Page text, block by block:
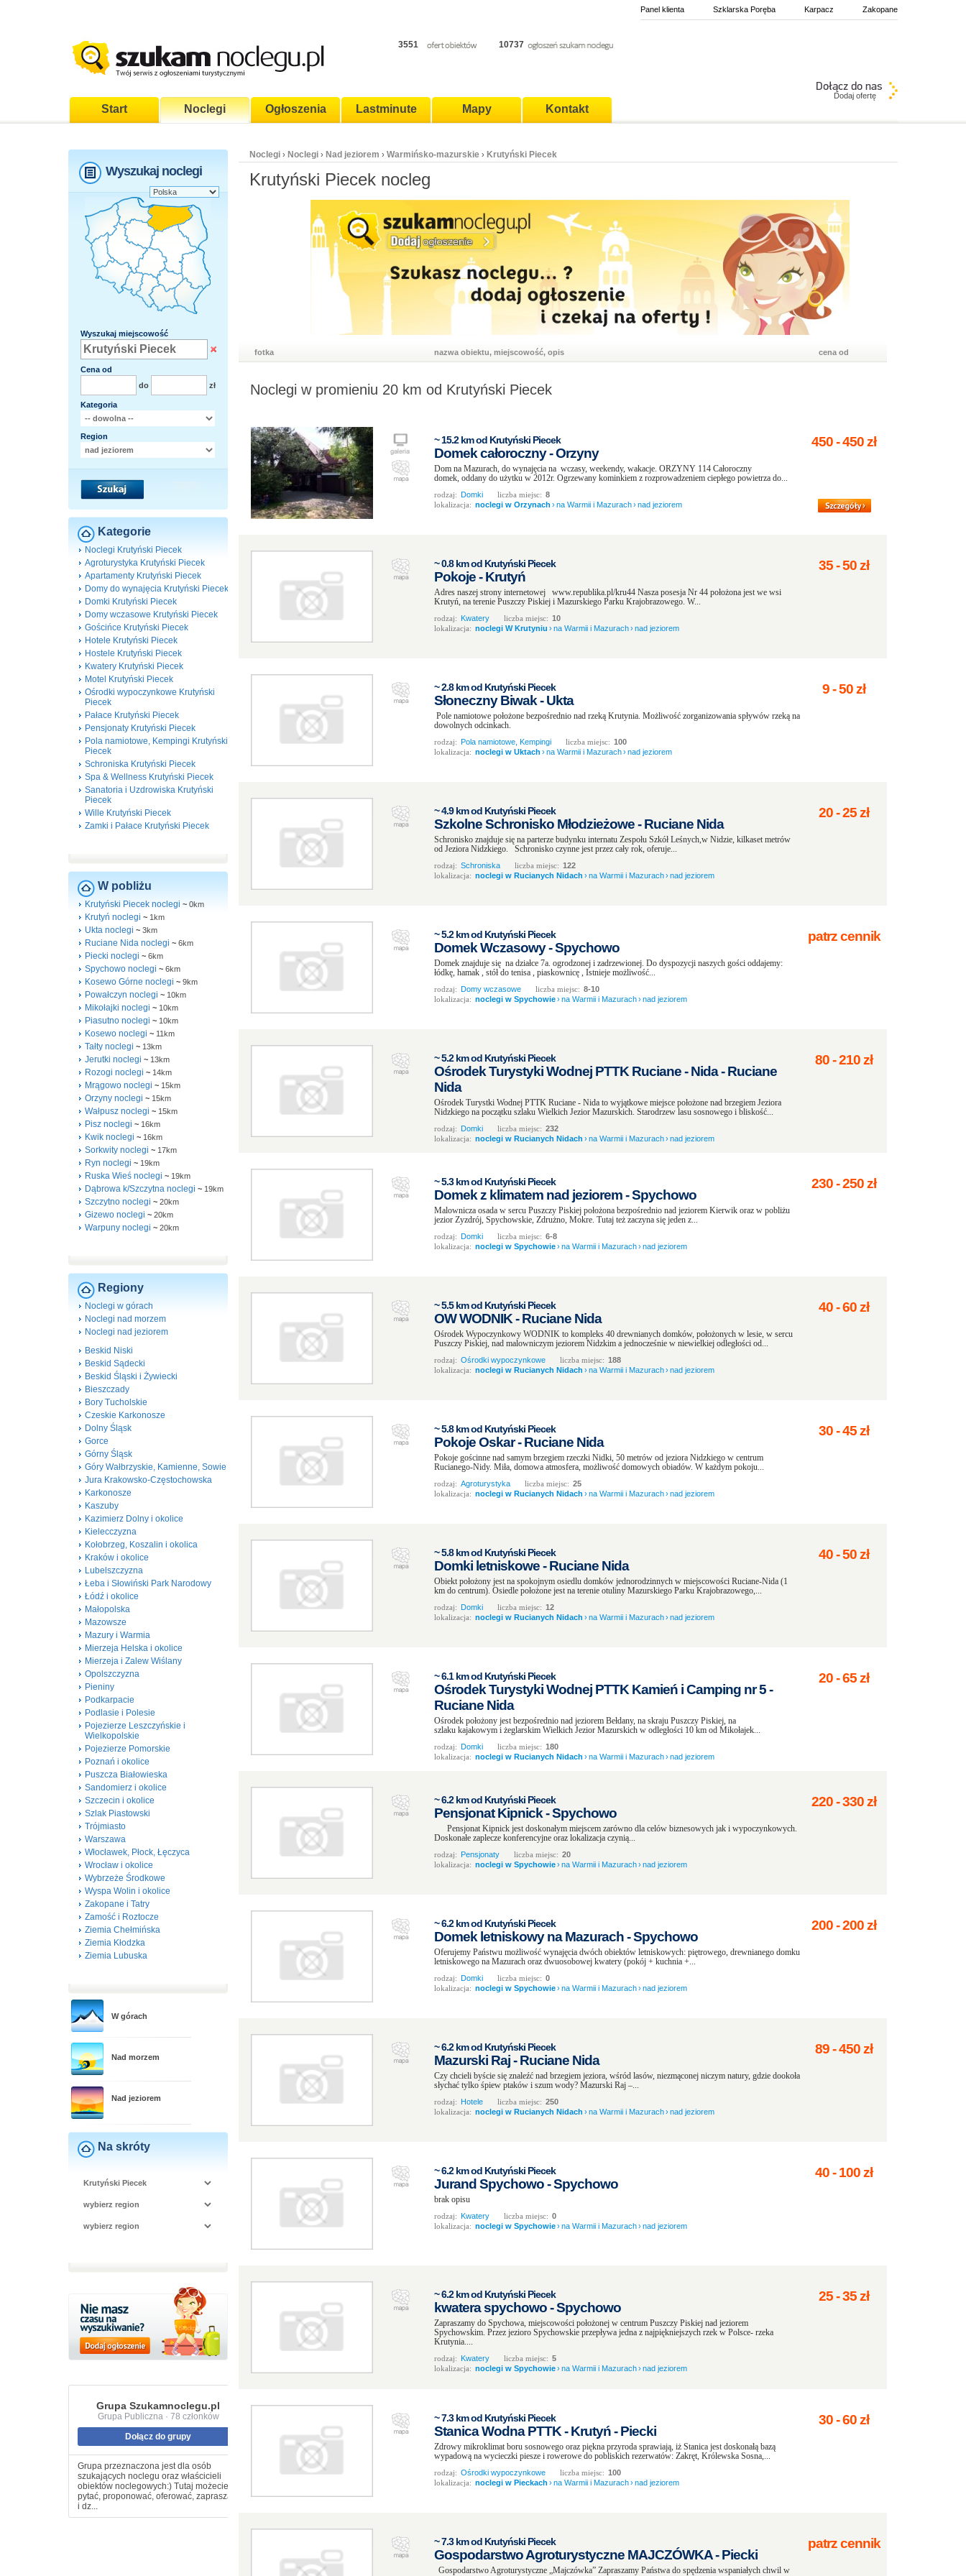
Panel klienta Szklarska Poręba Karpacz Zakopane
3551 10737
Start Noclegi Ogłoszenia Lastminute Mapy Kontakt
Dodaj ofertę
Wyszukaj noclegi
Wyszukaj miejscowość
Cena od
do
zł
Kategoria
Region
Kategorie
Noclegi Krutyński Piecek
Agroturystyka Krutyński Piecek
Apartamenty Krutyński Piecek
Domy do wynajęcia Krutyński Piecek
Domki Krutyński Piecek
Domy wczasowe Krutyński Piecek
Gościńce Krutyński Piecek
Hotele Krutyński Piecek
Hostele Krutyński Piecek
Kwatery Krutyński Piecek
Motel Krutyński Piecek
Ośrodki wypoczynkowe Krutyński
Piecek
Pałace Krutyński Piecek
Pensjonaty Krutyński Piecek
Pola namiotowe, Kempingi Krutyński
Piecek
Schroniska Krutyński Piecek
Spa & Wellness Krutyński Piecek
Sanatoria i Uzdrowiska Krutyński
Piecek
Wille Krutyński Piecek
Zamki i Pałace Krutyński Piecek
W pobliżu
Krutyński Piecek noclegi ~ 0km
Krutyń noclegi ~ 1km
Ukta noclegi ~ 3km
Ruciane Nida noclegi ~ 6km
Piecki noclegi ~ 6km
Spychowo noclegi ~ 6km
Kosewo Górne noclegi ~ 9km
Powałczyn noclegi ~ 10km
Mikołajki noclegi ~ 10km
Piasutno noclegi ~ 10km
Kosewo noclegi ~ 11km
Tałty noclegi ~ 13km
Jerutki noclegi ~ 13km
Rozogi noclegi ~ 14km
Mrągowo noclegi ~ 15km
Orzyny noclegi ~ 15km
Wałpusz noclegi ~ 15km
Pisz noclegi ~ 16km
Kwik noclegi ~ 16km
Sorkwity noclegi ~ 17km
Ryn noclegi ~ 19km
Ruska Wieś noclegi ~ 19km
Dąbrowa k/Szczytna noclegi ~ 19km
Szczytno noclegi ~ 20km
Gizewo noclegi ~ 20km
Warpuny noclegi ~ 20km
Regiony
Noclegi w górach
Noclegi nad morzem
Noclegi nad jeziorem
Beskid Niski
Beskid Sądecki
Beskid Śląski i Żywiecki
Bieszczady
Bory Tucholskie
Czeskie Karkonosze
Dolny Śląsk
Gorce
Górny Śląsk
Góry Wałbrzyskie, Kamienne, Sowie
Jura Krakowsko-Częstochowska
Karkonosze
Kaszuby
Kazimierz Dolny i okolice
Kielecczyzna
Kołobrzeg, Koszalin i okolica
Kraków i okolice
Lubelszczyzna
Łeba i Słowiński Park Narodowy
Łódź i okolice
Małopolska
Mazowsze
Mazury i Warmia
Mierzeja Helska i okolice
Mierzeja i Zalew Wiślany
Opolszczyzna
Pieniny
Podkarpacie
Podlasie i Polesie
Pojezierze Leszczyńskie i
Wielkopolskie
Pojezierze Pomorskie
Poznań i okolice
Puszcza Białowieska
Sandomierz i okolice
Szczecin i okolice
Szlak Piastowski
Trójmiasto
Warszawa
Włocławek, Płock, Łęczyca
Wrocław i okolice
Wybrzeże Środkowe
Wyspa Wolin i okolice
Zakopane i Tatry
Zamość i Roztocze
Ziemia Chełmińska
Ziemia Kłodzka
Ziemia Lubuska
W górach
Nad morzem
Nad jeziorem
Na skróty
Grupa Szukamnoclegu.pl
Grupa Publiczna · 78 członków
Dołącz do grupy
Grupa przeznaczona jest dla osób
szukających noclegu oraz właścicieli
obiektów noclegowych:) Tutaj możecie
pytać, proponować, oferować, zapraszać
i dz...
Noclegi › Noclegi › Nad jeziorem › Warmińsko-mazurskie › Krutyński Piecek
Krutyński Piecek nocleg
fotka nazwa obiektu, miejscowość, opis cena od
Noclegi w promieniu 20 km od Krutyński Piecek
~ 15.2 km od Krutyński Piecek
Domek całoroczny - Orzyny
Dom na Mazurach, do wynajęcia na wczasy, weekendy, wakacje. ORZYNY 114 Całoroczny
domek, oddany do użytku w 2012r. Ogrzewany kominkiem z rozprowadzeniem ciepłego powietrza do...
rodzaj: Domki liczba miejsc: 8
lokalizacja: noclegi w Orzynach ›na Warmii i Mazurach›nad jeziorem
450-450zł
~ 0.8 km od Krutyński Piecek
Pokoje - Krutyń
Adres naszej strony internetowej www.republika.pl/kru44 Nasza posesja Nr 44 położona jest we wsi
Krutyń, na terenie Puszczy Piskiej i Mazurskiego Parku Krajobrazowego. W...
rodzaj: Kwatery liczba miejsc: 10
lokalizacja: noclegi W Krutyniu ›na Warmii i Mazurach›nad jeziorem
35-50zł
~ 2.8 km od Krutyński Piecek
Słoneczny Biwak - Ukta
Pole namiotowe położone bezpośrednio nad rzeką Krutynia. Możliwość zorganizowania spływów rzeką na
dowolnych odcinkach.
rodzaj: Pola namiotowe, Kempingi liczba miejsc: 100
lokalizacja: noclegi w Uktach ›na Warmii i Mazurach›nad jeziorem
9-50zł
~ 4.9 km od Krutyński Piecek
Szkolne Schronisko Młodzieżowe - Ruciane Nida
Schronisko znajduje się na parterze budynku internatu Zespołu Szkół Leśnych,w Nidzie, kilkaset metrów
od Jeziora Nidzkiego. Schronisko czynne jest przez cały rok, oferuje...
rodzaj: Schroniska liczba miejsc: 122
lokalizacja: noclegi w Rucianych Nidach ›na Warmii i Mazurach›nad jeziorem
20-25zł
~ 5.2 km od Krutyński Piecek
Domek Wczasowy - Spychowo
Domek znajduje się na działce 7a. ogrodzonej i zadrzewionej. Do dyspozycji naszych gości oddajemy:
łódkę, hamak , stół do tenisa , piaskownicę , Istnieje możliwość...
rodzaj: Domy wczasowe liczba miejsc: 8-10
lokalizacja: noclegi w Spychowie›na Warmii i Mazurach›nad jeziorem
patrz cennik
~ 5.2 km od Krutyński Piecek
Ośrodek Turystyki Wodnej PTTK Ruciane - Nida - Ruciane
Nida
Ośrodek Turystki Wodnej PTTK Ruciane - Nida to wyjątkowe miejsce położone nad brzegiem Jeziora
Nidzkiego na początku szlaku Wielkich Jezior Mazurskich. Starodrzew lasu sosnowego i bliskość...
rodzaj: Domki liczba miejsc: 232
lokalizacja: noclegi w Rucianych Nidach ›na Warmii i Mazurach›nad jeziorem
80-210zł
~ 5.3 km od Krutyński Piecek
Domek z klimatem nad jeziorem - Spychowo
Malownicza osada w sercu Puszczy Piskiej położona bezpośrednio nad jeziorem Kierwik oraz w pobliżu
jezior Zyzdrój, Spychowskie, Zdrużno, Mokre. Tutaj też zaczyna się jeden z...
rodzaj: Domki liczba miejsc: 6-8
lokalizacja: noclegi w Spychowie›na Warmii i Mazurach›nad jeziorem
230-250zł
~ 5.5 km od Krutyński Piecek
OW WODNIK - Ruciane Nida
Ośrodek Wypoczynkowy WODNIK to kompleks 40 drewnianych domków, położonych w lesie, w sercu
Puszczy Piskiej, nad malowniczym jeziorem Nidzkim a jednocześnie w niewielkiej odległości od...
rodzaj: Ośrodki wypoczynkowe liczba miejsc: 188
lokalizacja: noclegi w Rucianych Nidach ›na Warmii i Mazurach›nad jeziorem
40-60zł
~ 5.8 km od Krutyński Piecek
Pokoje Oskar - Ruciane Nida
Pokoje gościnne nad samym brzegiem rzeczki Nidki, 50 metrów od jeziora Nidzkiego w centrum
Rucianego-Nidy. Miła, domowa atmosfera, możliwość domowych obiadów. W każdym pokoju...
rodzaj: Agroturystyka liczba miejsc: 25
lokalizacja: noclegi w Rucianych Nidach ›na Warmii i Mazurach›nad jeziorem
30-45zł
~ 5.8 km od Krutyński Piecek
Domki letniskowe - Ruciane Nida
Obiekt położony jest na spokojnym osiedlu domków jednorodzinnych w miejscowości Ruciane-Nida (1
km do centrum). Osiedle położone jest na terenie otuliny Mazurskiego Parku Krajobrazowego,...
rodzaj: Domki liczba miejsc: 12
lokalizacja: noclegi w Rucianych Nidach ›na Warmii i Mazurach›nad jeziorem
40-50zł
~ 6.1 km od Krutyński Piecek
Ośrodek Turystyki Wodnej PTTK Kamień i Camping nr 5 -
Ruciane Nida
Ośrodek położony jest bezpośrednio nad jeziorem Bełdany, na skraju Puszczy Piskiej, na
szlaku kajakowym i żeglarskim Wielkich Jezior Mazurskich w odległości 10 km od Mikołajek...
rodzaj: Domki liczba miejsc: 180
lokalizacja: noclegi w Rucianych Nidach ›na Warmii i Mazurach›nad jeziorem
20-65zł
~ 6.2 km od Krutyński Piecek
Pensjonat Kipnick - Spychowo
Pensjonat Kipnick jest doskonałym miejscem zarówno dla celów biznesowych jak i wypoczynkowych.
Doskonałe zaplecze konferencyjne oraz lokalizacja czynią...
rodzaj: Pensjonaty liczba miejsc: 20
lokalizacja: noclegi w Spychowie›na Warmii i Mazurach›nad jeziorem
220-330zł
~ 6.2 km od Krutyński Piecek
Domek letniskowy na Mazurach - Spychowo
Oferujemy Państwu możliwość wynajęcia dwóch obiektów letniskowych: piętrowego, drewnianego domku
letniskowego na Mazurach oraz dwuosobowej kwatery (pokój + kuchnia +...
rodzaj: Domki liczba miejsc: 0
lokalizacja: noclegi w Spychowie›na Warmii i Mazurach›nad jeziorem
200-200zł
~ 6.2 km od Krutyński Piecek
Mazurski Raj - Ruciane Nida
Czy chcieli byście się znaleźć nad brzegiem jeziora, wśród lasów, niezmąconej niczym natury, gdzie dookoła
słychać tylko śpiew ptaków i szum wody? Mazurski Raj –...
rodzaj: Hotele liczba miejsc: 250
lokalizacja: noclegi w Rucianych Nidach ›na Warmii i Mazurach›nad jeziorem
89-450zł
~ 6.2 km od Krutyński Piecek
Jurand Spychowo - Spychowo
brak opisu
rodzaj: Kwatery liczba miejsc: 0
lokalizacja: noclegi w Spychowie›na Warmii i Mazurach›nad jeziorem
40-100zł
~ 6.2 km od Krutyński Piecek
kwatera spychowo - Spychowo
Zapraszamy do Spychowa, miejscowości położonej w centrum Puszczy Piskiej nad jeziorem
Spychowskim. Przez jezioro Spychowskie przepływa jedna z najpiękniejszych rzek w Polsce- rzeka
Krutynia....
rodzaj: Kwatery liczba miejsc: 5
lokalizacja: noclegi w Spychowie›na Warmii i Mazurach›nad jeziorem
25-35zł
~ 7.3 km od Krutyński Piecek
Stanica Wodna PTTK - Krutyń - Piecki
Zdrowy mikroklimat boru sosnowego oraz piękna przyroda sprawiają, iż Stanica jest doskonałą bazą
wypadową na wycieczki piesze i rowerowe do pobliskich rezerwatów: Zakręt, Królewska Sosna,...
rodzaj: Ośrodki wypoczynkowe liczba miejsc: 100
lokalizacja: noclegi w Pieckach ›na Warmii i Mazurach›nad jeziorem
30-60zł
~ 7.3 km od Krutyński Piecek
Gospodarstwo Agroturystyczne MAJCZÓWKA - Piecki
Gospodarstwo Agroturystyczne „Majczówka” Zapraszamy Państwa do spędzenia wspaniałych chwil w
patrz cennik